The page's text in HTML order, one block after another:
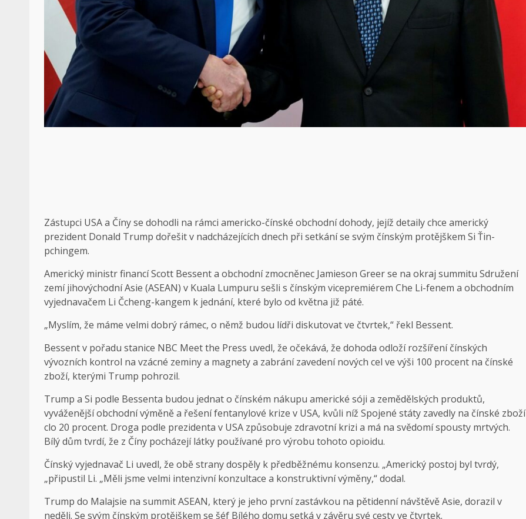
Zástupci USA a Číny se dohodli na rámci americko-čínské obchodní dohody, jejíž detaily chce americký
prezident Donald Trump dořešit v nadcházejících dnech při setkání se svým čínským protějškem Si Ťin-
pchingem.
Americký ministr financí Scott Bessent a obchodní zmocněnec Jamieson Greer se na okraj summitu Sdružení
zemí jihovýchodní Asie (ASEAN) v Kuala Lumpuru sešli s čínským vicepremiérem Che Li-fenem a obchodním
vyjednavačem Li Čcheng-kangem k jednání, které bylo od května již páté.
„Myslím, že máme velmi dobrý rámec, o němž budou lídři diskutovat ve čtvrtek,“ řekl Bessent.
Bessent v pořadu stanice NBC Meet the Press uvedl, že očekává, že dohoda odloží rozšíření čínských
vývozních kontrol na vzácné zeminy a magnety a zabrání zavedení nových cel ve výši 100 procent na čínské
zboží, kterými Trump pohrozil.
Trump a Si podle Bessenta budou jednat o čínském nákupu americké sóji a zemědělských produktů,
vyváženější obchodní výměně a řešení fentanylové krize v USA, kvůli níž Spojené státy zavedly na čínské zboží
clo 20 procent. Droga podle prezidenta v USA způsobuje zdravotní krizi a má na svědomí spousty mrtvých.
Bílý dům tvrdí, že z Číny pocházejí látky používané pro výrobu tohoto opioidu.
Čínský vyjednavač Li uvedl, že obě strany dospěly k předběžnému konsenzu. „Americký postoj byl tvrdý,
„připustil Li. „Měli jsme velmi intenzivní konzultace a konstruktivní výměny,“ dodal.
Trump do Malajsie na summit ASEAN, který je jeho první zastávkou na pětidenní návštěvě Asie, dorazil v
neděli. Se svým čínským protějškem se šéf Bílého domu setká v závěru své cesty ve čtvrtek.